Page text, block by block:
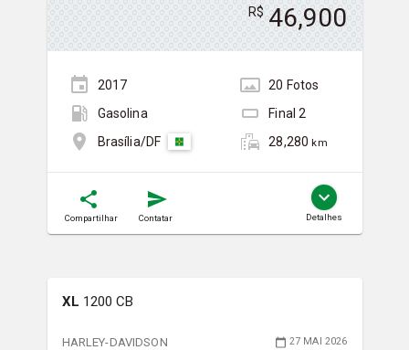
R$ 46,900
2017 20 Fotos
Gasolina
Final2
Brasília/DF
28,280 km
Compartilhar Contatar Detalhes
XL 1200 CB
HARLEY-DAVIDSON 27 MAI 2026